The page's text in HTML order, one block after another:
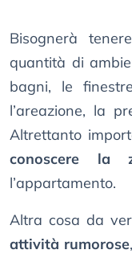
Bisognerà
quantità di
bagni, le
l’areazione, la
Altrettanto
conoscere la
l’appartamento.
Altra cosa da
attività rumorose